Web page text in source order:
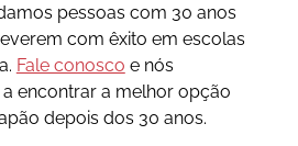
pessoas com 30 anos
com êxito em escolas
Fale conosco e nós
encontrar a melhor opção
depois dos 30 anos.